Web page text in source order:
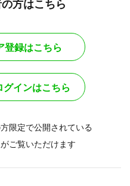
方はこちら
登録はこちら
グインはこちら
限定で公開されている
ご覧いただけます